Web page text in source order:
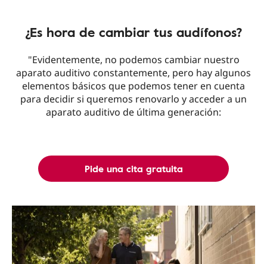
¿Es hora de cambiar tus audífonos?
"Evidentemente, no podemos cambiar nuestro
aparato auditivo constantemente, pero hay algunos
elementos básicos que podemos tener en cuenta
para decidir si queremos renovarlo y acceder a un
aparato auditivo de última generación:
Pide una cita gratuita